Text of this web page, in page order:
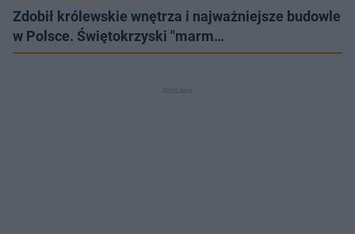
Zdobił królewskie wnętrza i najważniejsze budowle
w Polsce. Świętokrzyski "marm…